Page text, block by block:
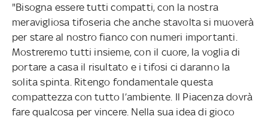
"Bisogna essere tutti compatti, con la nostra
meravigliosa tifoseria che anche stavolta si muoverà
per stare al nostro fianco con numeri importanti.
Mostreremo tutti insieme, con il cuore, la voglia di
portare a casa il risultato e i tifosi ci daranno la
solita spinta. Ritengo fondamentale questa
compattezza con tutto l’ambiente. Il Piacenza dovrà
fare qualcosa per vincere. Nella sua idea di gioco